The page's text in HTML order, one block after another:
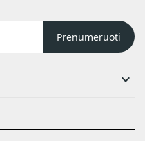
Prenumeruoti
